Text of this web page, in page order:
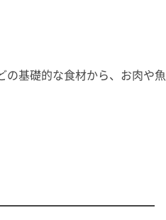
の基礎的な食材から、お肉や